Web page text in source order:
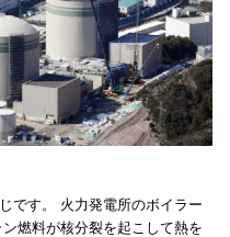
です。 火力発電所のボイラー
燃料が核分裂を起こして熱を